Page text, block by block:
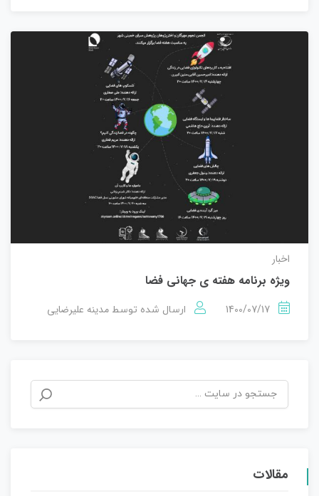
اخبار
ویژه برنامه هفته ی جهانی فضا
1400/07/17 ارسال شده توسط مدینه علیرضایی
مقالات